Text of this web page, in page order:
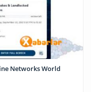
Networks World